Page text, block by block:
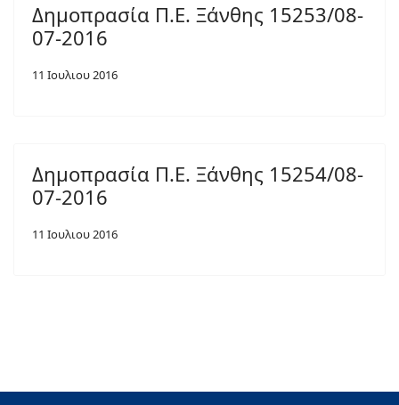
Δημοπρασία Π.Ε. Ξάνθης 15253/08-
07-2016
11 Ιουλιου 2016
Δημοπρασία Π.Ε. Ξάνθης 15254/08-
07-2016
11 Ιουλιου 2016